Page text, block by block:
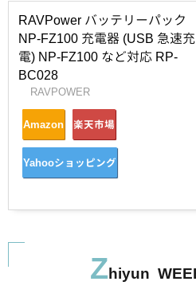
RAVPower バッテリーパック
NP-FZ100 充電器 (USB 急速充
電) NP-FZ100 など対応 RP-
BC028
RAVPOWER
Amazon 楽天市場
Yahooショッピング
Zhiyun